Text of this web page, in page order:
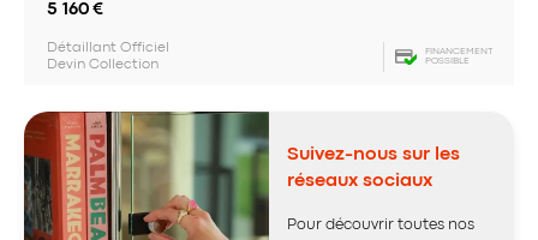
5 160 €
Détaillant Officiel
Devin Collection
FINANCEMENT
POSSIBLE
Suivez-nous sur les
réseaux sociaux
Pour découvrir toutes nos